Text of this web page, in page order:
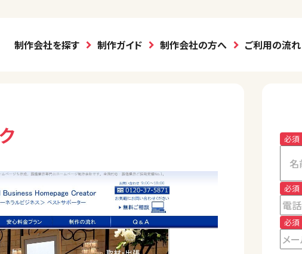
制作会社を探す 制作ガイド 制作会社の方へ ご利用の流れ
必須
必須
必須